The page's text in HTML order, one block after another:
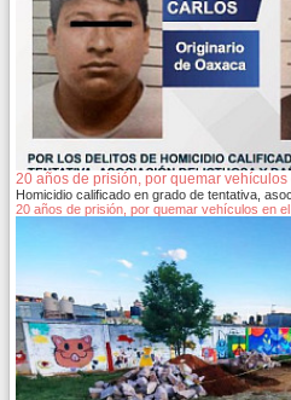
20 años de prisión, por quemar
Homicidio calificado en grado de tentativa,
20 años de prisión, por quemar vehículos en